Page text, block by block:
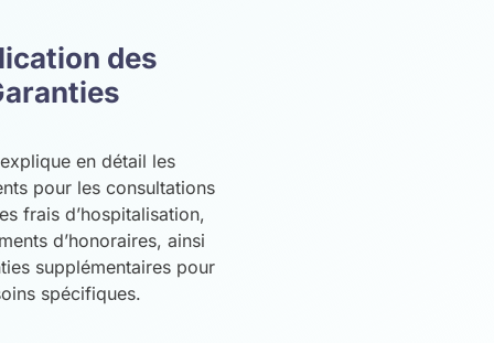
des
en détail les
pour les consultations
frais d’hospitalisation,
d’honoraires, ainsi
supplémentaires pour
spécifiques.